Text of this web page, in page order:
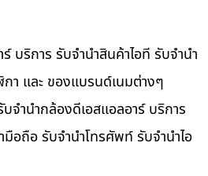
บริการ รับจำนำสินค้าไอที รับจำนำ
า และ ของแบรนด์เนมต่างๆ
จำนำกล้องดีเอสแอลอาร์ บริการ
มือถือ รับจำนำโทรศัพท์ รับจำนำไอ